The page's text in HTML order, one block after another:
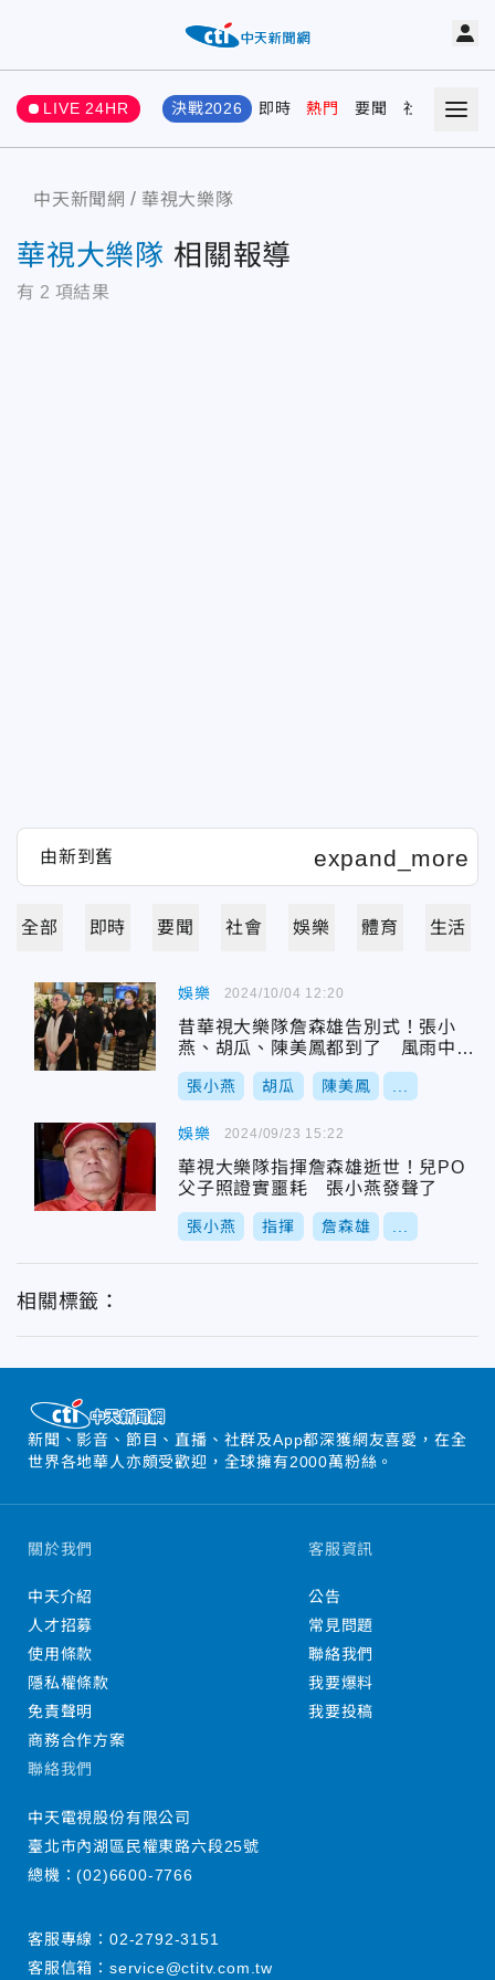
LIVE 24HR 決戰2026 即時 熱門 要聞 社會 娛樂
中天新聞網 華視大樂隊
華視大樂隊 相關報導
有 2 項結果
全部 即時 要聞 社會 娛樂 體育 生活
娛樂
昔華視大樂隊詹森雄告別式！張小
燕、胡瓜、陳美鳳都到了 風雨中相
送
張小燕 胡瓜 陳美鳳
2024/10/04 12:20
娛樂
華視大樂隊指揮詹森雄逝世！兒PO
父子照證實噩耗 張小燕發聲了
張小燕 指揮 詹森雄
2024/09/23 15:22
相關標籤：
新聞、影音、節目、直播、社群及App都深獲網友喜愛，在全
世界各地華人亦頗受歡迎，全球擁有2000萬粉絲。
關於我們
中天介紹
人才招募
使用條款
隱私權條款
免責聲明
商務合作方案
客服資訊
公告
常見問題
聯絡我們
我要爆料
我要投稿
聯絡我們
中天電視股份有限公司
臺北市內湖區民權東路六段25號
總機：(02)6600-7766
客服專線： 02-2792-3151
客服信箱： service@ctitv.com.tw